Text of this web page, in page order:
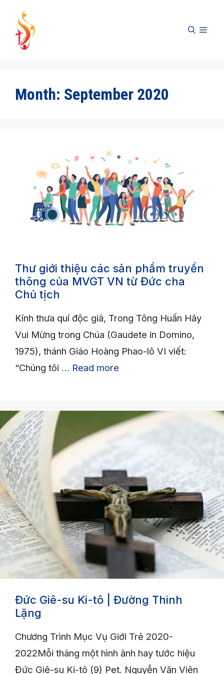
content
Month: September 2020
Thư giới thiệu các sản phẩm truyền
thông của MVGT VN từ Đức cha
Chủ tịch
Kính thưa quí độc giả, Trong Tông Huấn Hãy
Vui Mừng trong Chúa (Gaudete in Domino,
1975), thánh Giáo Hoàng Phao-lô VI viết:
“Chúng tôi … Read more
Đức Giê-su Ki-tô | Đường Thinh
Lặng
Chương Trình Mục Vụ Giới Trẻ 2020-
2022Mỗi tháng một hình ảnh hay tước hiệu
Đức Giê-su Ki-tô (9) Pet. Nguyễn Văn Viên